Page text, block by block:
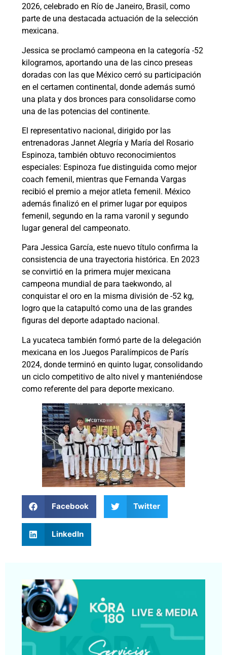
2026, celebrado en Río de Janeiro, Brasil, como
parte de una destacada actuación de la selección
mexicana.
Jessica se proclamó campeona en la categoría -52
kilogramos, aportando una de las cinco preseas
doradas con las que México cerró su participación
en el certamen continental, donde además sumó
una plata y dos bronces para consolidarse como
una de las potencias del continente.
El representativo nacional, dirigido por las
entrenadoras Jannet Alegría y María del Rosario
Espinoza, también obtuvo reconocimientos
especiales: Espinoza fue distinguida como mejor
coach femenil, mientras que Fernanda Vargas
recibió el premio a mejor atleta femenil. México
además finalizó en el primer lugar por equipos
femenil, segundo en la rama varonil y segundo
lugar general del campeonato.
Para Jessica García, este nuevo título confirma la
consistencia de una trayectoria histórica. En 2023
se convirtió en la primera mujer mexicana
campeona mundial de para taekwondo, al
conquistar el oro en la misma división de -52 kg,
logro que la catapultó como una de las grandes
figuras del deporte adaptado nacional.
La yucateca también formó parte de la delegación
mexicana en los Juegos Paralímpicos de París
2024, donde terminó en quinto lugar, consolidando
un ciclo competitivo de alto nivel y manteniéndose
como referente del para deporte mexicano.
Facebook Twitter
LinkedIn